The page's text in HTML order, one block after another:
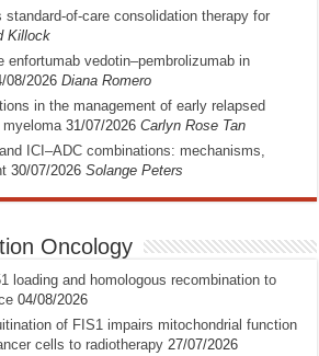
standard-of-care consolidation therapy for
Killock
enfortumab vedotin–pembrolizumab in
08/2026 Diana Romero
in the management of early relapsed
31/07/2026 Carlyn Rose Tan
ICI–ADC combinations: mechanisms,
30/07/2026 Solange Peters
Oncology
loading and homologous recombination to
04/08/2026
of FIS1 impairs mitochondrial function
cells to radiotherapy 27/07/2026